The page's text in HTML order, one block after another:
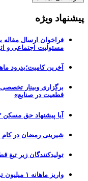
پیشنهاد ویژه
فراخوان ارسال مقاله
مسئولیت اجتماعی و
آخرین کامیت؛بدرود
برگزاری وبینار
قطعیت در صنایع»
آیا پیشنهاد حق مسکن ۳ میلیونی گرهی از بحران معیشت باز می‌کند؟
شیرینی رمضان در کام
تولیدکنندگان زیر تیغ
واریز ماهانه ۱ میلیون تومان؛ تحول جدید در طرح کالابرگ الکترونیکی